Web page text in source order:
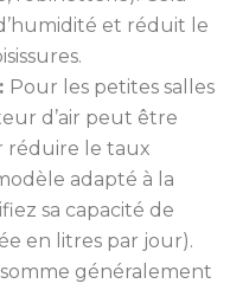
et réduit le
Pour les petites salles
d’air peut être
réduire le taux
adapté à la
sa capacité de
en litres par jour).
généralement